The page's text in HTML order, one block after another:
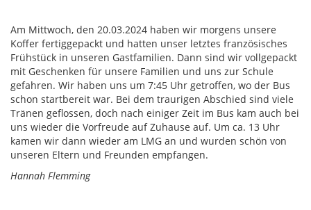
Am Mittwoch, den 20.03.2024 haben wir morgens unsere
Koffer fertiggepackt und hatten unser letztes französisches
Frühstück in unseren Gastfamilien. Dann sind wir vollgepackt
mit Geschenken für unsere Familien und uns zur Schule
gefahren. Wir haben uns um 7:45 Uhr getroffen, wo der Bus
schon startbereit war. Bei dem traurigen Abschied sind viele
Tränen geflossen, doch nach einiger Zeit im Bus kam auch bei
uns wieder die Vorfreude auf Zuhause auf. Um ca. 13 Uhr
kamen wir dann wieder am LMG an und wurden schön von
unseren Eltern und Freunden empfangen.
Hannah Flemming